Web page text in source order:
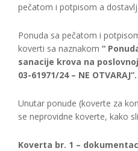
pečatom i potpisom a
Ponuda sa pečatom i
koverti sa naznakom “
sanacije krova na
03-61971/24 – NE OTVARAJ“.
Unutar ponude (koverte za
se neprovidne koverte, kako
Koverta br. 1 –